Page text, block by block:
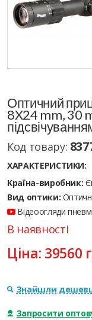
Оптичний
8X24 mm, 30
Код товару:
ХАРАКТЕРИСТИКИ:
Країна-виробник:
Вид оптики:
Відеоогляди
В наявності
Ціна: 39560
Знайшли
Запросити